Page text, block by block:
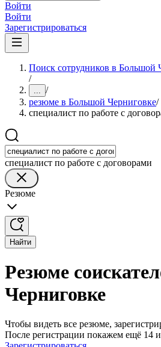
Войти
Войти
Зарегистрироваться
Поиск сотрудников в Большой
/
... /
резюме в Большой Черниговке/
специалист по работе с
специалист по работе с договорами
Резюме
Найти
Резюме
Черниговке
Чтобы видеть все резюме,
После регистрации покажем ещё 14